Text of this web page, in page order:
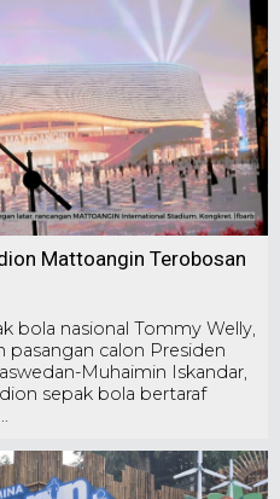
Mattoangin Terobosan
bola nasional Tommy Welly,
calon Presiden
Muhaimin Iskandar,
sepak bola bertaraf